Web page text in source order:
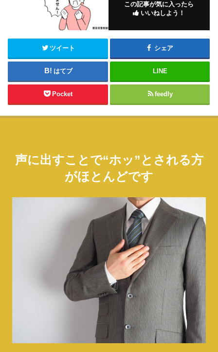
この記事が気に入ったら
いいねしよう！
ツイート シェア
はてブ LINE
Pocket feedly
声に出すことで“ホッ”とされる方
がほとんどです